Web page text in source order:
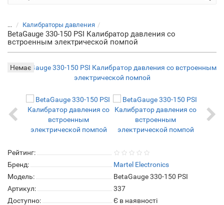
... Калибраторы давления
BetaGauge 330-150 PSI Калибратор давления со
встроенным электрической помпой
Немає
Рейтинг:
Бренд:
Martel Electronics
Модель:
BetaGauge 330-150 PSI
Артикул:
337
Доступно:
Є в наявності